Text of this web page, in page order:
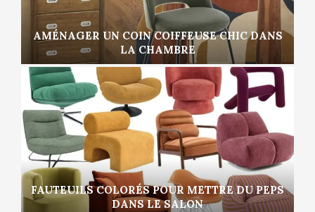
AMÉNAGER UN COIN COIFFEUSE CHIC DANS
LA CHAMBRE
FAUTEUILS COLORÉS POUR METTRE DU PEPS
DANS LE SALON